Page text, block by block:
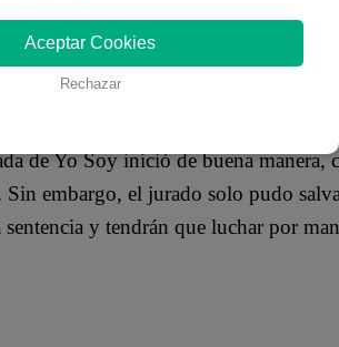
septiembre 2019
de Yo Soy inició de buena manera,
embargo, el jurado solo pudo
y tendrán que luchar por
Aceptar Cookies
Rechazar